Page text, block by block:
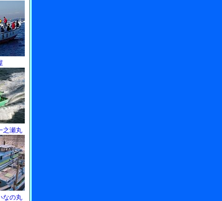
之瀬丸
なの丸